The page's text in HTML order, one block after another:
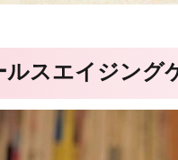
ルスエイジング